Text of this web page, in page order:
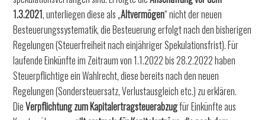
1.3.2021, unterliegen diese als „Altvermögen“ nicht der neuen
Besteuerungssystematik, die Besteuerung erfolgt nach den bisherigen
Regelungen (Steuerfreiheit nach einjähriger Spekulationsfrist). Für
laufende Einkünfte im Zeitraum von 1.1.2022 bis 28.2.2022 haben
Steuerpflichtige ein Wahlrecht, diese bereits nach den neuen
Regelungen (Sondersteuersatz, Verlustausgleich etc.) zu erklären.
DieVerpflichtung zum Kapitalertragsteuerabzugfür Einkünfte aus